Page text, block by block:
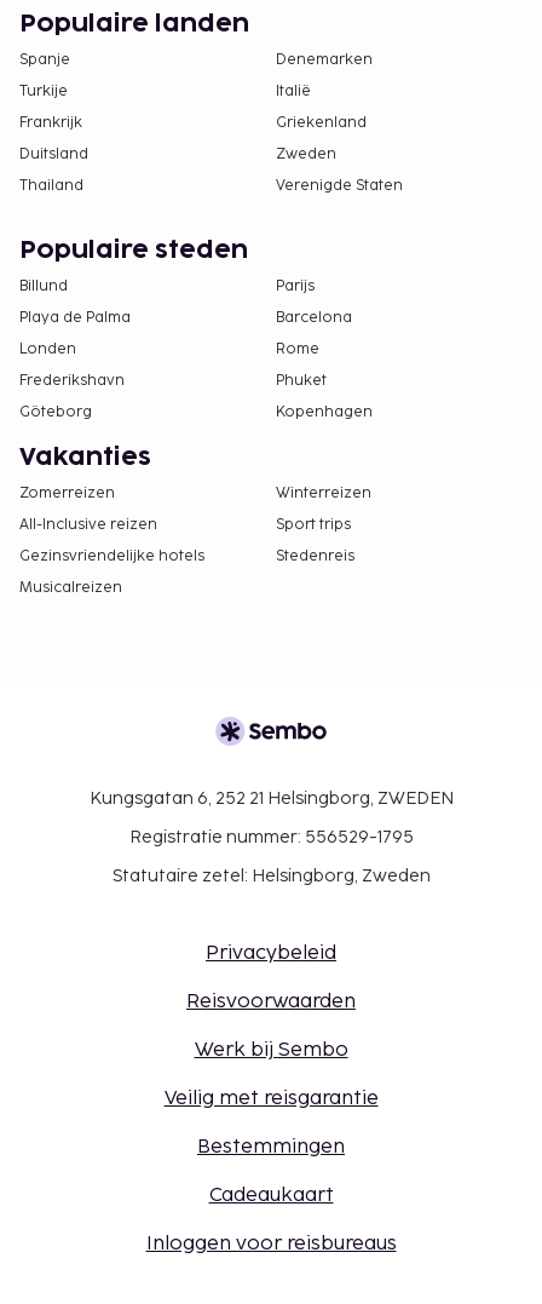
Populaire landen
Spanje
Denemarken
Turkije
Italië
Frankrijk
Griekenland
Duitsland
Zweden
Thailand
Verenigde Staten
Populaire steden
Billund
Parijs
Playa de Palma
Barcelona
Londen
Rome
Frederikshavn
Phuket
Göteborg
Kopenhagen
Vakanties
Zomerreizen
Winterreizen
All-Inclusive reizen
Sport trips
Gezinsvriendelijke hotels
Stedenreis
Musicalreizen
Kungsgatan 6, 252 21 Helsingborg, ZWEDEN
Registratie nummer: 556529-1795
Statutaire zetel: Helsingborg, Zweden
Privacybeleid
Reisvoorwaarden
Werk bij Sembo
Veilig met reisgarantie
Bestemmingen
Cadeaukaart
Inloggen voor reisbureaus